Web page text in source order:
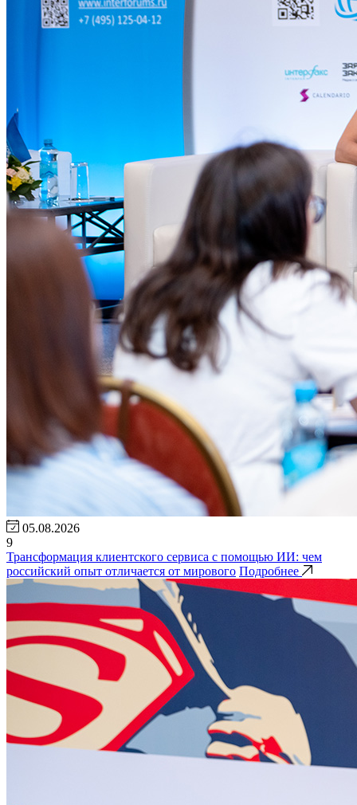
05.08.2026
9
Трансформация клиентского сервиса с помощью ИИ: чем
российский опыт отличается от мирового Подробнее